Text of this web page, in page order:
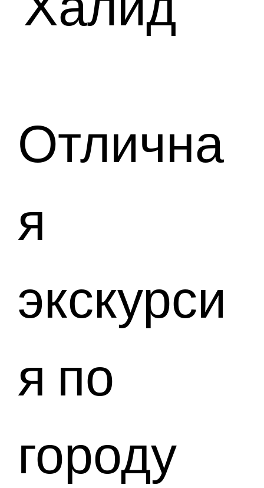
Отлична
я
экскурси
я по
городу